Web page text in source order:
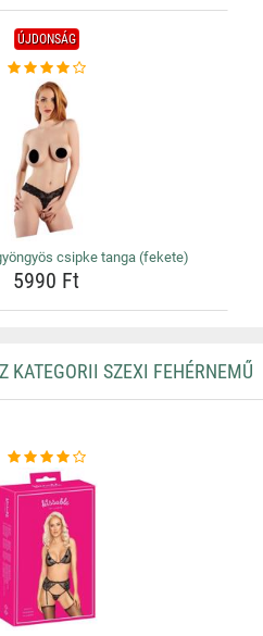
ÚJDONSÁG
csipke tanga (fekete)
5990 Ft
KATEGORII SZEXI FEHÉRNEMŰ